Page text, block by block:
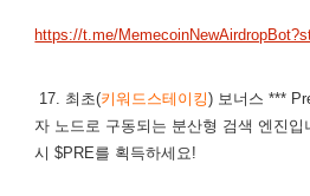
https://t.me/
17. 최초(키워드스테이킹) 보너스 ***
자 노드로 구동되는 분산형 검색 엔진입
시 $PRE를 획득하세요!